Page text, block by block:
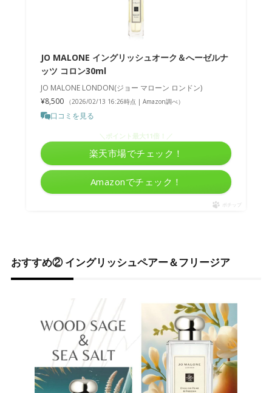
JO MALONE イングリッシュオーク＆へーゼルナ
ッツ コロン30ml
JO MALONE LONDON(ジョー マローン ロンドン)
¥8,500
（2026/02/13 16:26時点 | Amazon調べ）
口コミを見る
Amazonでチェック！
＼ポイント最大11倍！／
楽天市場でチェック！
ポチップ
おすすめ② イングリッシュペアー＆フリージア